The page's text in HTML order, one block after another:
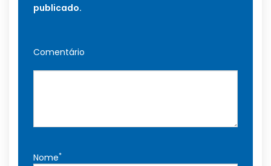
publicado.
Comentário
Nome*